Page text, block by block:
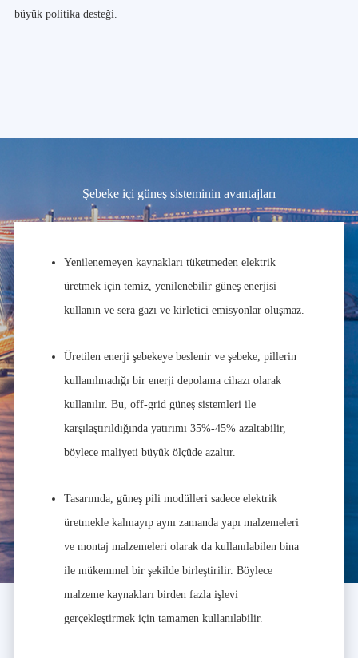
büyük politika desteği.
Şebeke içi güneş sisteminin avantajları
Yenilenemeyen kaynakları tüketmeden elektrik
üretmek için temiz, yenilenebilir güneş enerjisi
kullanın ve sera gazı ve kirletici emisyonlar oluşmaz.
Üretilen enerji şebekeye beslenir ve şebeke, pillerin
kullanılmadığı bir enerji depolama cihazı olarak
kullanılır. Bu, off-grid güneş sistemleri ile
karşılaştırıldığında yatırımı 35%-45% azaltabilir,
böylece maliyeti büyük ölçüde azaltır.
Tasarımda, güneş pili modülleri sadece elektrik
üretmekle kalmayıp aynı zamanda yapı malzemeleri
ve montaj malzemeleri olarak da kullanılabilen bina
ile mükemmel bir şekilde birleştirilir. Böylece
malzeme kaynakları birden fazla işlevi
gerçekleştirmek için tamamen kullanılabilir.